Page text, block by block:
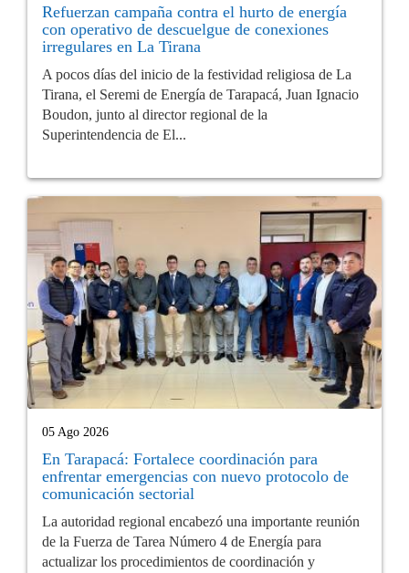
Refuerzan campaña contra el hurto de energía
con operativo de descuelgue de conexiones
irregulares en La Tirana
A pocos días del inicio de la festividad religiosa de La
Tirana, el Seremi de Energía de Tarapacá, Juan Ignacio
Boudon, junto al director regional de la
Superintendencia de El...
05 Ago 2026
En Tarapacá: Fortalece coordinación para
enfrentar emergencias con nuevo protocolo de
comunicación sectorial
La autoridad regional encabezó una importante reunión
de la Fuerza de Tarea Número 4 de Energía para
actualizar los procedimientos de coordinación y